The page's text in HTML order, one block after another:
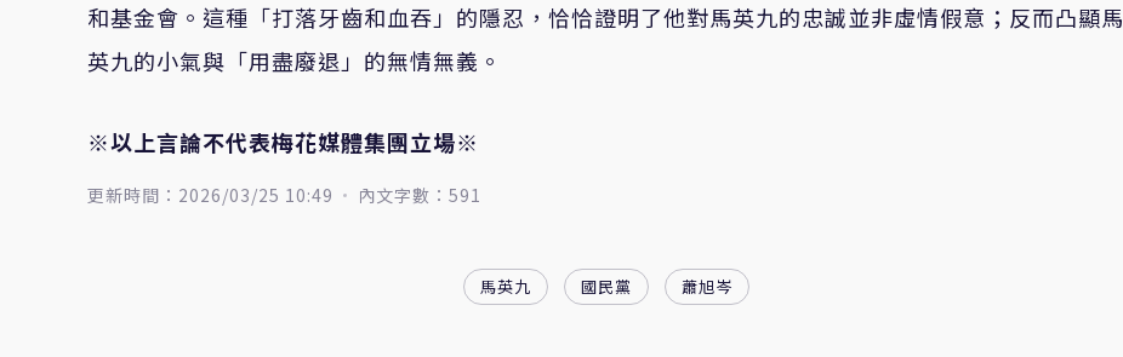
和基金會。這種「打落牙齒和血吞」的隱忍，恰恰證明了他對馬英九的忠誠並非虛情假意；反而凸顯馬
英九的小氣與「用盡廢退」的無情無義。
※以上言論不代表梅花媒體集團立場※
更新時間：2026/03/25 10:49 內文字數：591
馬英九 國民黨 蕭旭岑